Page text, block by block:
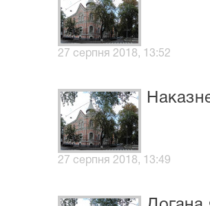
27 серпня 2018, 13:52
27 серпня 2018, 13:49